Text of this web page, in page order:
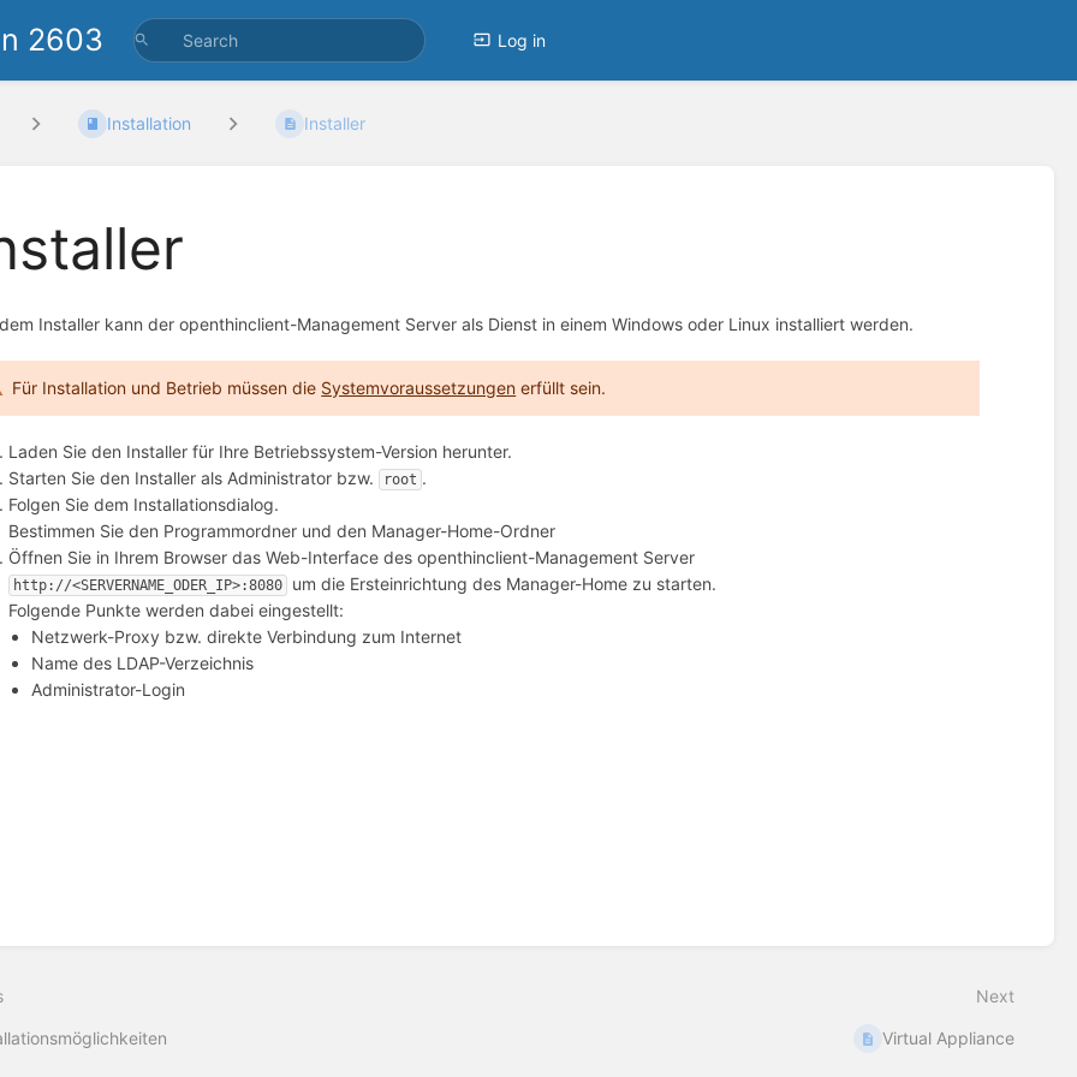
2603 Log in
Installation Installer
Installer kann der openthinclient-Management Server als Dienst in einem Windows oder Linux installiert werden.
Für Installation und Betrieb müssen die Systemvoraussetzungen erfüllt sein.
Laden Sie den Installer für Ihre Betriebssystem-Version herunter.
Starten Sie den Installer als Administrator bzw.
root .
Folgen Sie dem Installationsdialog.
Bestimmen Sie den Programmordner und den Manager-Home-Ordner
Öffnen Sie in Ihrem Browser das Web-Interface des openthinclient-Management Server
http://<SERVERNAME_ODER_IP>:8080
um die Ersteinrichtung des Manager-Home zu starten.
Folgende Punkte werden dabei eingestellt:
Netzwerk-Proxy bzw. direkte Verbindung zum Internet
Name des LDAP-Verzeichnis
Administrator-Login
Next
Virtual Appliance